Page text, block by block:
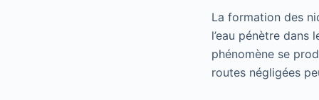
La formation des
l’eau pénètre
phénomène se
routes négligées